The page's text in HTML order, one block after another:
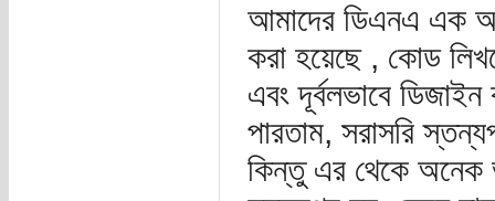
আমাদের ডিএনএ এক
করা হয়েছে , কোড
এবং দূর্বলভাবে
পারতাম, সরাসরি
কিন্তু এর থেকে অনেক